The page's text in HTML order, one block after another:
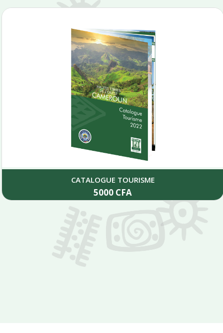
CATALOGUE TOURISME
5000 CFA